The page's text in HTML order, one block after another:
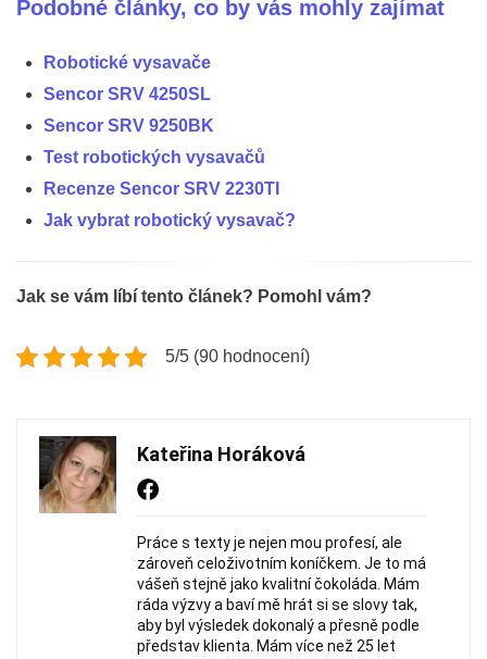
Podobné články, co by vás mohly zajímat
Robotické vysavače
Sencor SRV 4250SL
Sencor SRV 9250BK
Test robotických vysavačů
Recenze Sencor SRV 2230TI
Jak vybrat robotický vysavač?
Jak se vám líbí tento článek? Pomohl vám?
5/5 (90 hodnocení)
Kateřina Horáková
Práce s texty je nejen mou profesí, ale
zároveň celoživotním koníčkem. Je to má
vášeň stejně jako kvalitní čokoláda. Mám
ráda výzvy a baví mě hrát si se slovy tak,
aby byl výsledek dokonalý a přesně podle
představ klienta. Mám více než 25 let